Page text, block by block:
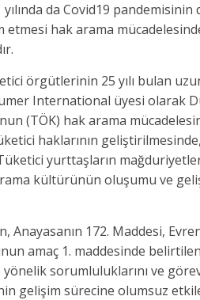
da Covid19
etmesi hak arama
örgütlerinin 25 yılı bulan
International üyesi olarak
(TÖK) hak arama
haklarının
Tüketici yurttaşların
kültürünün oluşumu ve
Anayasanın 172. Maddesi,
amaç 1. maddesinde
sorumluluklarını ve
gelişim sürecine